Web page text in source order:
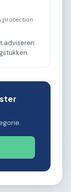
protection
adviseren